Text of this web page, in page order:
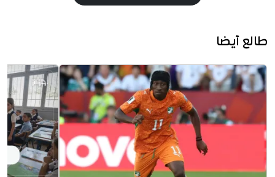
طالع أيضا